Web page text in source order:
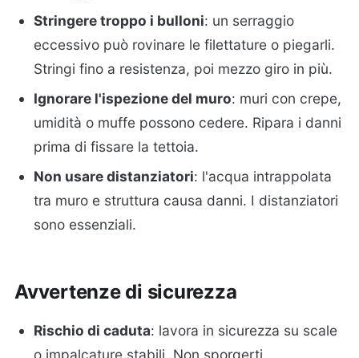
Stringere troppo i bulloni: un serraggio
eccessivo può rovinare le filettature o piegarli.
Stringi fino a resistenza, poi mezzo giro in più.
Ignorare l'ispezione del muro: muri con crepe,
umidità o muffe possono cedere. Ripara i danni
prima di fissare la tettoia.
Non usare distanziatori: l'acqua intrappolata
tra muro e struttura causa danni. I distanziatori
sono essenziali.
Avvertenze di sicurezza
Rischio di caduta: lavora in sicurezza su scale
o impalcature stabili. Non sporgerti